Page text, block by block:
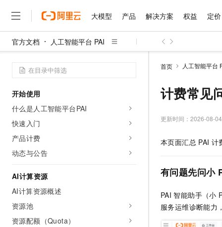
大模型 产品 解决方案 权益 定价
官方文档 人工智能平台 PAI
开始使用
什么是人工智能平台PAI
快速入门
产品计费
动态与公告
AI计算资源
AI计算资源概述
资源池
资源配额（Quota）
首页 人工智能平台
计费常见
更新时间： 2026-08-
本页面汇总 PAI 计
有问题先问小
PAI 智能助手（小
服务运维诊断能力
大模型
千问AI平台
能看、能想、能动手的多
产品
精选产品
计算
容器
存储
网络与CDN
精选产品
大模型服务与应用平台
多元化、高性能、安全可
无影云电脑
随时随地安全接入的云上
云解析DNS
云原生大数据计算服务
面向分析的企业级SaaS
解决方案
精选解决方案
互联网应用开发
大数据
现代化应用
安全
精选解决方案
上传文档即自动完成翻译
Hermes Agent，打造自
自主进化，持久记忆，越
快速拥有专属 OpenClaw
权益 普惠上云
云服务器38元/年起，超
推荐新用户得奖励，单订
云工开物
高校专属算力普惠，学生
免费试用
解决方案免费试用 新老
最高领取价值200元试用
定价 产品定价
了解云产品的定价详情
云上成本管理
管理和优化成本
云市场 精选商城
多端小程序
观测云
Tuya 物联网平台阿里云
电子合同
伙伴 成为销售伙伴
咨询伙伴
销售伙伴合作计划
无影生态合作计划
Consulting Partner 合作
服务 售前咨询
售后服务
自助服务
在线服务
短信专区
了解阿里云 为什么选择阿里云
技术领先
分析师报告
研究报告与白皮书
天池大赛